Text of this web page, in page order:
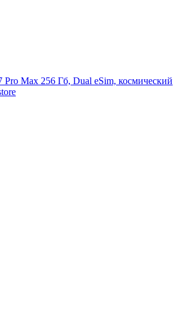
Max 256 Гб, Dual eSim, космический